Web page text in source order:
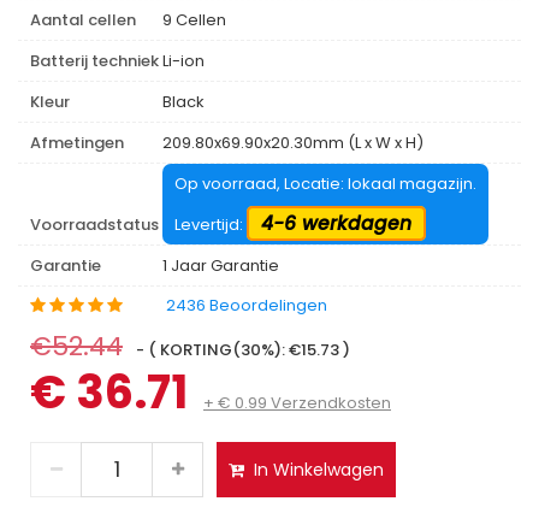
Aantal cellen
9 Cellen
Batterij techniekLi-ion
Kleur
Black
Afmetingen
209.80x69.90x20.30mm (L x W x H)
Voorraadstatus
Op voorraad, Locatie: lokaal magazijn.
Levertijd:
4-6 werkdagen
Garantie
1 Jaar Garantie
2436 Beoordelingen
€52.44 - ( KORTING(30%): €15.73 )
€ 36.71 + € 0.99 Verzendkosten
In Winkelwagen